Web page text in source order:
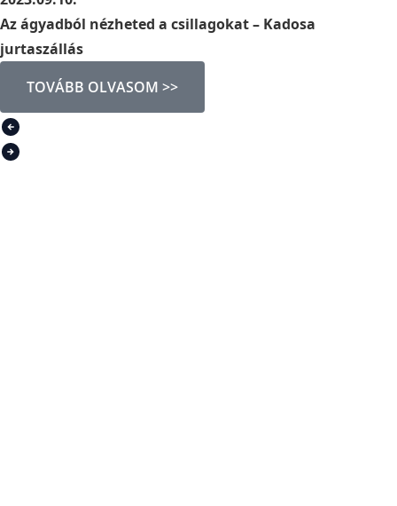
Az ágyadból nézheted a csillagokat – Kadosa
jurtaszállás
TOVÁBB OLVASOM >>